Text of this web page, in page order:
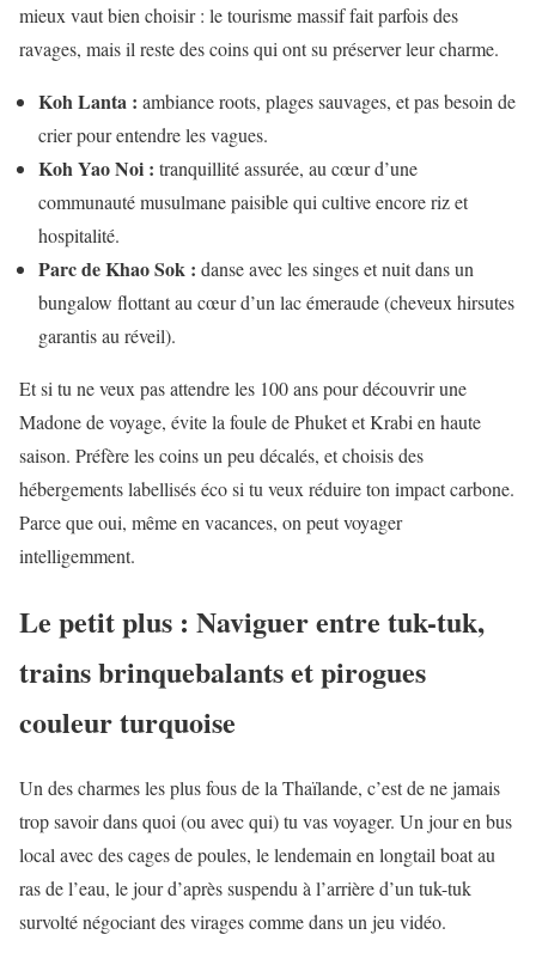
mieux vaut bien choisir : le tourisme massif fait parfois des
ravages, mais il reste des coins qui ont su préserver leur charme.
Koh Lanta : ambiance roots, plages sauvages, et pas besoin de
crier pour entendre les vagues.
Koh Yao Noi : tranquillité assurée, au cœur d’une
communauté musulmane paisible qui cultive encore riz et
hospitalité.
Parc de Khao Sok : danse avec les singes et nuit dans un
bungalow flottant au cœur d’un lac émeraude (cheveux hirsutes
garantis au réveil).
Et si tu ne veux pas attendre les 100 ans pour découvrir une
Madone de voyage, évite la foule de Phuket et Krabi en haute
saison. Préfère les coins un peu décalés, et choisis des
hébergements labellisés éco si tu veux réduire ton impact carbone.
Parce que oui, même en vacances, on peut voyager
intelligemment.
Le petit plus : Naviguer entre tuk-tuk,
trains brinquebalants et pirogues
couleur turquoise
Un des charmes les plus fous de la Thaïlande, c’est de ne jamais
trop savoir dans quoi (ou avec qui) tu vas voyager. Un jour en bus
local avec des cages de poules, le lendemain en longtail boat au
ras de l’eau, le jour d’après suspendu à l’arrière d’un tuk-tuk
survolté négociant des virages comme dans un jeu vidéo.